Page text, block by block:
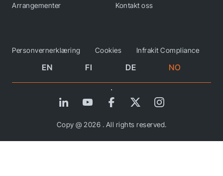
Arrangementer
Kontakt oss
Personvernerklæring Cookies Infrakit Compliance
EN FI DE NO
Copy @ 2026 . All rights reserved.